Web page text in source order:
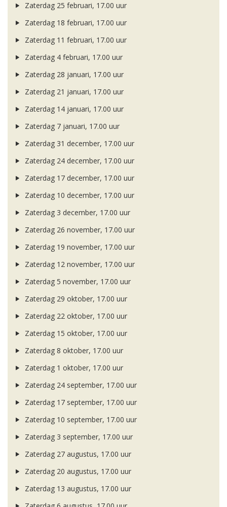
Zaterdag 25 februari, 17.00 uur
Zaterdag 18 februari, 17.00 uur
Zaterdag 11 februari, 17.00 uur
Zaterdag 4 februari, 17.00 uur
Zaterdag 28 januari, 17.00 uur
Zaterdag 21 januari, 17.00 uur
Zaterdag 14 januari, 17.00 uur
Zaterdag 7 januari, 17.00 uur
Zaterdag 31 december, 17.00 uur
Zaterdag 24 december, 17.00 uur
Zaterdag 17 december, 17.00 uur
Zaterdag 10 december, 17.00 uur
Zaterdag 3 december, 17.00 uur
Zaterdag 26 november, 17.00 uur
Zaterdag 19 november, 17.00 uur
Zaterdag 12 november, 17.00 uur
Zaterdag 5 november, 17.00 uur
Zaterdag 29 oktober, 17.00 uur
Zaterdag 22 oktober, 17.00 uur
Zaterdag 15 oktober, 17.00 uur
Zaterdag 8 oktober, 17.00 uur
Zaterdag 1 oktober, 17.00 uur
Zaterdag 24 september, 17.00 uur
Zaterdag 17 september, 17.00 uur
Zaterdag 10 september, 17.00 uur
Zaterdag 3 september, 17.00 uur
Zaterdag 27 augustus, 17.00 uur
Zaterdag 20 augustus, 17.00 uur
Zaterdag 13 augustus, 17.00 uur